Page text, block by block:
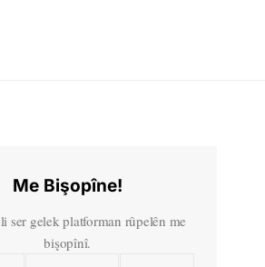
Me Bişopîne!
ser gelek platforman rûpelên me
bişopînî.